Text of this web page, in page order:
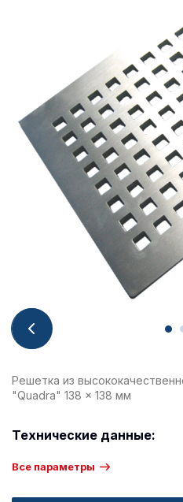
Решетка из
"Quadra" 138 x 138 мм
Технические данные:
Все параметры